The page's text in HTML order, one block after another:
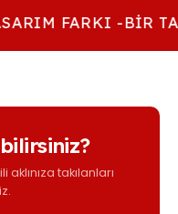
FARKI -BIR
takılanları